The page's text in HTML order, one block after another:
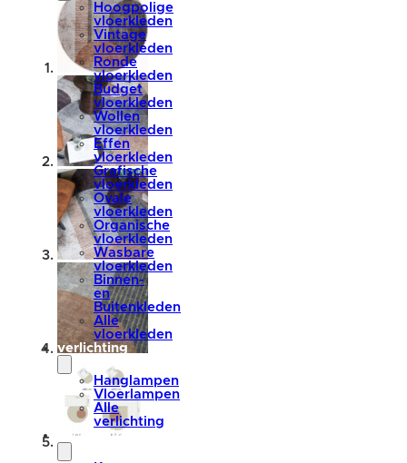
Hoogpolige
vloerkleden
Vintage
vloerkleden
Ronde
vloerkleden
Budget
vloerkleden
Wollen
vloerkleden
Effen
vloerkleden
Grafische
vloerkleden
Ovale
vloerkleden
Organische
vloerkleden
Wasbare
vloerkleden
Binnen-
en
Buitenkleden
Alle
vloerkleden
verlichting
Hanglampen
Vloerlampen
Alle
verlichting
accessoires